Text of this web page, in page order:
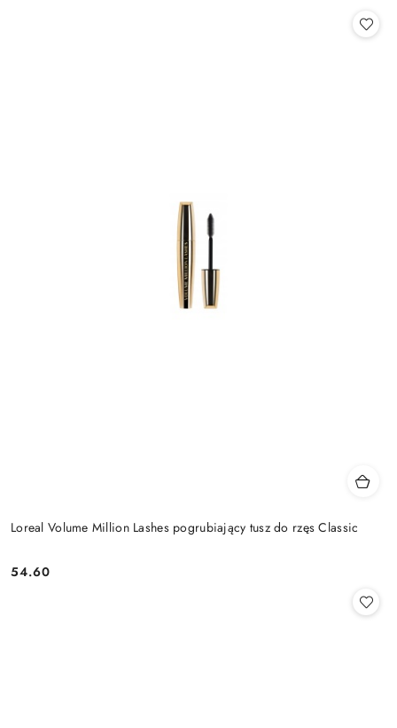
Loreal Volume Million Lashes pogrubiający tusz do rzęs Classic
Cena:
54.60